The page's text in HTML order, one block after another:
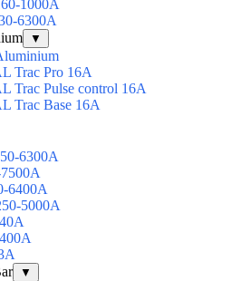
1000A
6300A
▼
Trac Pro 16А
Trac Pulse control 16А
Trac Base 16А
6300А
6400А
5000А
▼